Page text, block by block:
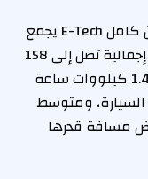
أما الخيار الثاني فيأتي ضمن نظام هجين كامل E-Tech يجمع
بين محرك بنزين ومحرك كهربائي بقدرة إجمالية تصل إلى 158
حصاناً 116 كيلووات، مع بطارية بسعة 1.4 كيلووات ساعة
السيارة، ومتوسط
3.9 لتر عند خوض مسافة قدرها